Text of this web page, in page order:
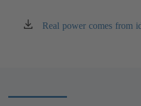
Real power comes from
（在